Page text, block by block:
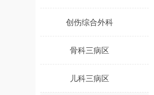
创伤综合外科
骨科三病区
儿科三病区